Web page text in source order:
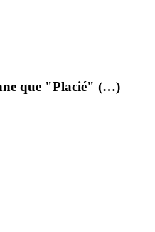
que "Placié" (…)